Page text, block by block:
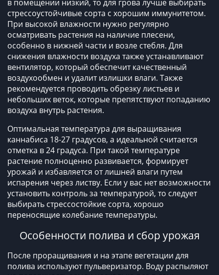
в помещении низкий, то для грова лучше выбирать
стрессоустойчивые сорта с хорошим иммунитетом.
При высокой влажности нужно регулярно
осматривать растения на наличие плесени,
особенно в нижней части и возле стебля. Для
снижения влажности воздуха также устанавливают
вентилятор, который обеспечит качественный
воздухообмен и удалит излишки влаги. Также
рекомендуется проводить обрезку листьев и
небольших веток, которые препятствуют попаданию
воздуха внутрь растения.
Оптимальная температура для выращивания
каннабиса 18-27 градусов, а идеальной считается
отметка в 24 градуса. При такой температуре
растение полноценно развивается, формирует
урожай и избавляется от лишней влаги путем
испарения через листву. Если у вас нет возможности
установить контроль за температурой, то следует
выбирать стрессостойкие сорта, хорошо
переносящие колебание температуры.
Особенности полива и сбор урожая
После проращивания и на этапе вегетации для
полива используют пульверизатор. Воду распыляют